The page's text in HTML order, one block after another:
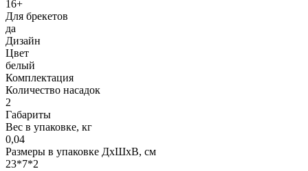
16+
Для брекетов
да
Дизайн
Цвет
белый
Комплектация
Количество насадок
2
Габариты
Вес в упаковке, кг
0,04
Размеры в упаковке ДxШxВ, см
23*7*2